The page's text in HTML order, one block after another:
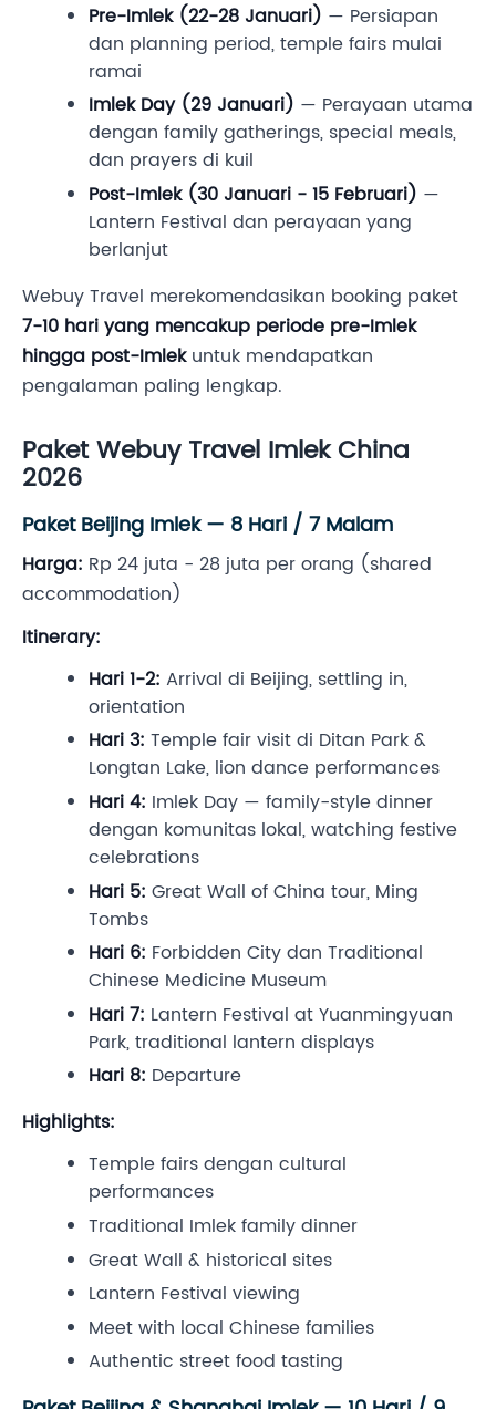
Pre-Imlek (22-28 Januari) — Persiapan
dan planning period, temple fairs mulai
ramai
Imlek Day (29 Januari) — Perayaan utama
dengan family gatherings, special meals,
dan prayers di kuil
Post-Imlek (30 Januari - 15 Februari) —
Lantern Festival dan perayaan yang
berlanjut
Webuy Travel merekomendasikan booking paket
7-10 hari yang mencakup periode pre-Imlek
hingga post-Imlekuntuk mendapatkan
pengalaman paling lengkap.
Paket Webuy Travel Imlek China
2026
Paket Beijing Imlek — 8 Hari / 7 Malam
Harga: Rp 24 juta - 28 juta per orang (shared
accommodation)
Itinerary:
Hari 1-2: Arrival di Beijing, settling in,
orientation
Hari 3: Temple fair visit di Ditan Park &
Longtan Lake, lion dance performances
Hari 4: Imlek Day — family-style dinner
dengan komunitas lokal, watching festive
celebrations
Hari 5: Great Wall of China tour, Ming
Tombs
Hari 6: Forbidden City dan Traditional
Chinese Medicine Museum
Hari 7: Lantern Festival at Yuanmingyuan
Park, traditional lantern displays
Hari 8: Departure
Highlights:
Temple fairs dengan cultural
performances
Traditional Imlek family dinner
Great Wall & historical sites
Lantern Festival viewing
Meet with local Chinese families
Authentic street food tasting